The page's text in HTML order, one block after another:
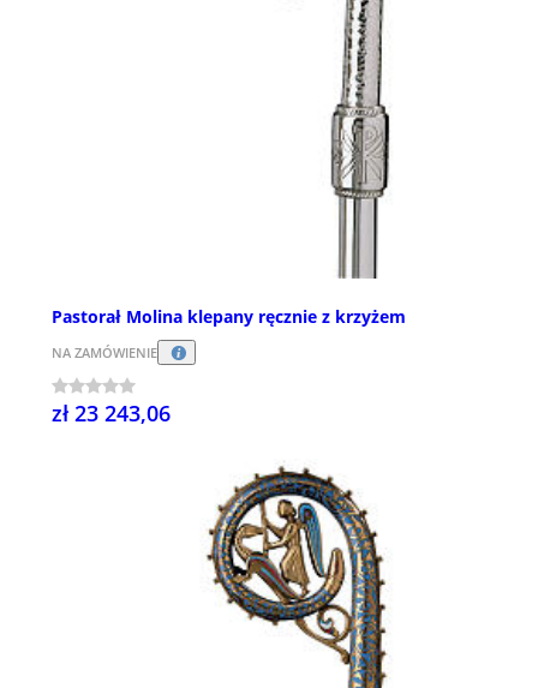
Pastorał Molina klepany ręcznie z krzyżem
NA ZAMÓWIENIE
zł 23 243,06